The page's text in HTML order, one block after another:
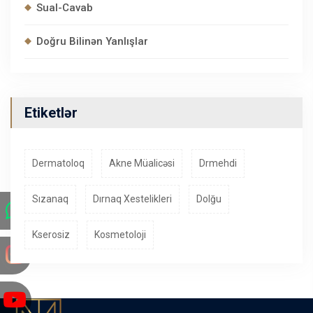
Sual-Cavab
Doğru Bilinən Yanlışlar
Etiketlər
Dermatoloq Akne Müalicəsi Drmehdi
Sızanaq Dırnaq Xestelikleri Dolğu
Kserosiz Kosmetoloji